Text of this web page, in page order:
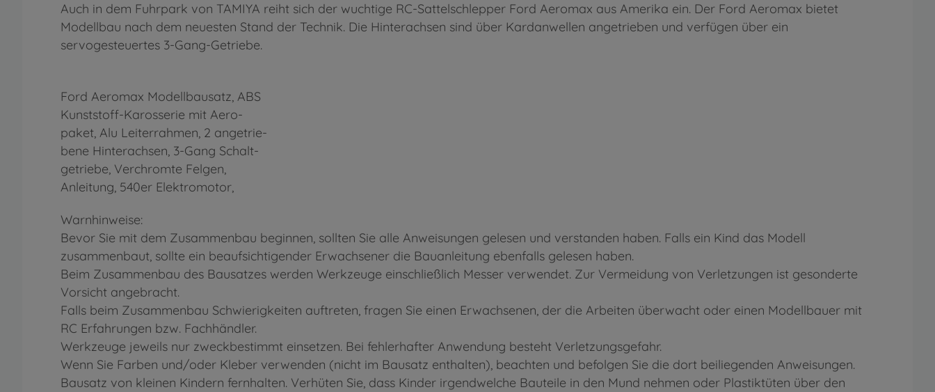
Auch in dem Fuhrpark von TAMIYA reiht sich der wuchtige RC-Sattelschlepper Ford Aeromax aus Amerika ein. Der Ford Aeromax bietet
Modellbau nach dem neuesten Stand der Technik. Die Hinterachsen sind über Kardanwellen angetrieben und verfügen über ein
servogesteuertes 3-Gang-Getriebe.
Ford Aeromax Modellbausatz, ABS
Kunststoff-Karosserie mit Aero-
paket, Alu Leiterrahmen, 2 angetrie-
bene Hinterachsen, 3-Gang Schalt-
getriebe, Verchromte Felgen,
Anleitung, 540er Elektromotor,
Warnhinweise:
Bevor Sie mit dem Zusammenbau beginnen, sollten Sie alle Anweisungen gelesen und verstanden haben. Falls ein Kind das Modell
zusammenbaut, sollte ein beaufsichtigender Erwachsener die Bauanleitung ebenfalls gelesen haben.
Beim Zusammenbau des Bausatzes werden Werkzeuge einschließlich Messer verwendet. Zur Vermeidung von Verletzungen ist gesonderte
Vorsicht angebracht.
Falls beim Zusammenbau Schwierigkeiten auftreten, fragen Sie einen Erwachsenen, der die Arbeiten überwacht oder einen Modellbauer mit
RC Erfahrungen bzw. Fachhändler.
Werkzeuge jeweils nur zweckbestimmt einsetzen. Bei fehlerhafter Anwendung besteht Verletzungsgefahr.
Wenn Sie Farben und/oder Kleber verwenden (nicht im Bausatz enthalten), beachten und befolgen Sie die dort beiliegenden Anweisungen.
Bausatz von kleinen Kindern fernhalten. Verhüten Sie, dass Kinder irgendwelche Bauteile in den Mund nehmen oder Plastiktüten über den